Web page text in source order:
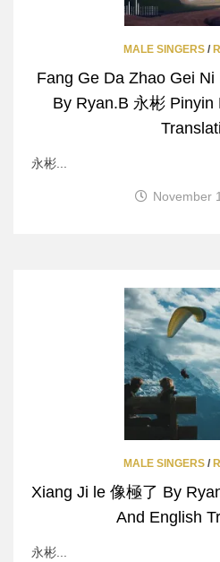
MALE SINGERS/
Fang Ge Da Zhao Gei
By Ryan.B 永彬 Pinyin
永彬...
November
MALE SINGERS/
Xiang Ji le 像極了 By
And English
永彬...